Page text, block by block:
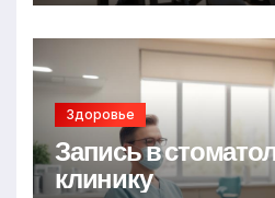
Здоровье
Запись в
клинику